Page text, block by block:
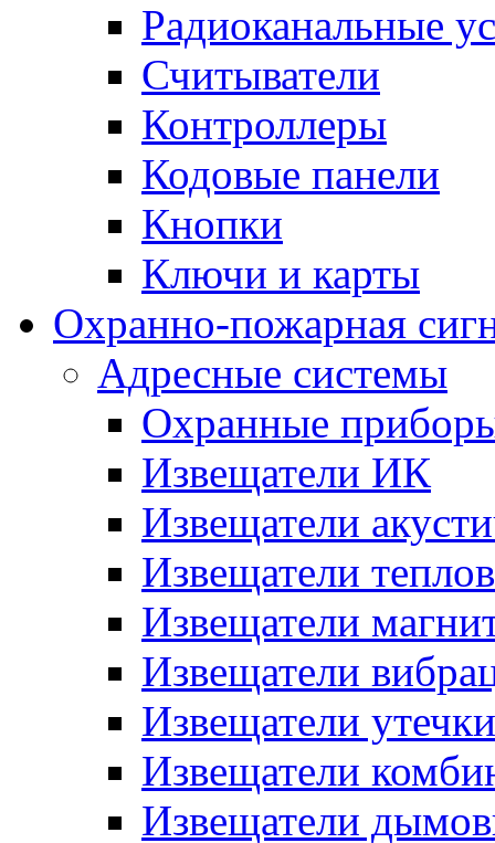
Радиоканальные
Считыватели
Контроллеры
Кодовые панели
Кнопки
Ключи и карты
Охранно-пожарная
Адресные системы
Охранные
Извещатели ИК
Извещатели
Извещатели
Извещатели
Извещатели
Извещатели утечки
Извещатели
Извещатели